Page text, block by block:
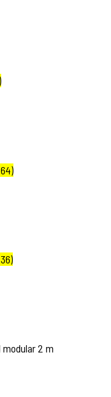
2 m